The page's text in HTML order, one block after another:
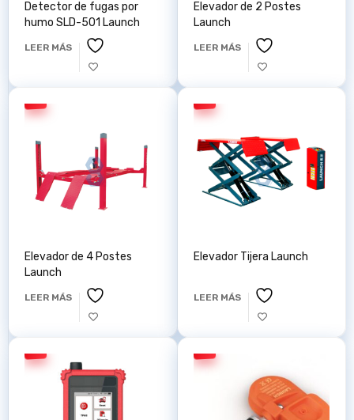
Detector de fugas por
humo SLD-501 Launch
LEER MÁS
Elevador de 2 Postes
Launch
LEER MÁS
Elevador de 4 Postes
Launch
LEER MÁS
Elevador Tijera Launch
LEER MÁS